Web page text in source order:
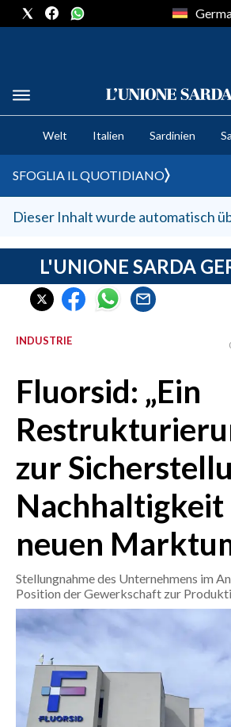
CRONACA SARDEGNA
CAGLIARI
SULCIS IGLESIENTE
MEDIO CAMPIDANO
SASSARI E PROVINCIA
GALLURA
NUORO E PROVINCIA
CRONACA
ITALIA
MONDO
POLITICA
ECONOMIA
SERVIZI ALLE IMPRESE
LAVORO
SPORT IN SARDEGNA
SPORT
RISULTATI E CLASSIFICHE
Welt Italien Sardinien
SFOGLIA IL QUOTIDIANO
Dieser Inhalt wurde automatisch
L'UNIONE SARDA
INDUSTRIE
Fluorsid: „Ein
zur
Nachhaltigkeit
neuen
Stellungnahme des Unternehmens im
Position der Gewerkschaft zur